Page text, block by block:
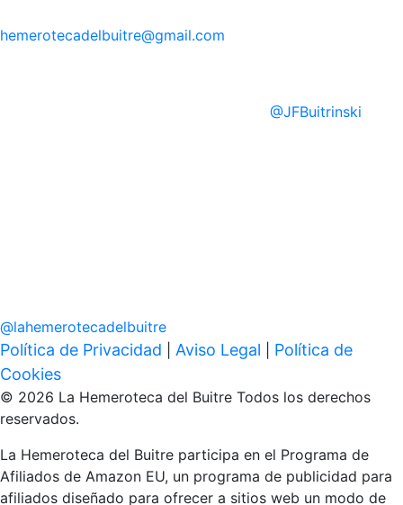
hemerotecadelbuitre@gmail.com
@JFBuitrinski
@lahemerotecadelbuitre
Política de Privacidad Aviso Legal
Política de
Cookies
© 2026 La Hemeroteca del Buitre Todos los derechos
reservados.
La Hemeroteca del Buitre participa en el Programa de
Afiliados de Amazon EU, un programa de publicidad para
afiliados diseñado para ofrecer a sitios web un modo de